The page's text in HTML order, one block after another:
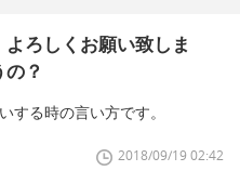
ろしくお願い致しま
？
する時の言い方です。
2018/09/19 02:42